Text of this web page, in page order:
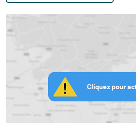
Cliquez pour